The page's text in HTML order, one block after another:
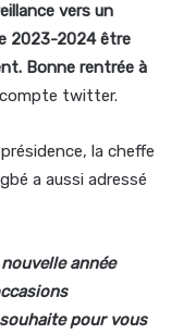
vers un
2023-2024 être
Bonne rentrée à
twitter.
la cheffe
a aussi adressé
année
pour vous